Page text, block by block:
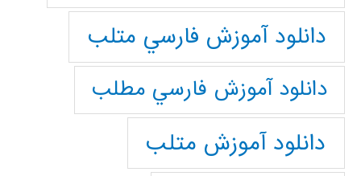
دانلود آموزش فارسي متلب
دانلود آموزش فارسي مطلب
دانلود آموزش متلب